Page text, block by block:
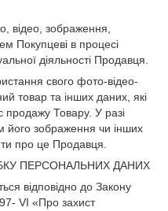
відео, зображення,
Покупцеві в процесі
діяльності Продавця.
свого фото-відео-
товар та інших даних, які
продажу Товару. У разі
його зображення чи інших
про це Продавця.
ПЕРСОНАЛЬНИХ ДАНИХ
відповідно до Закону
VI «Про захист